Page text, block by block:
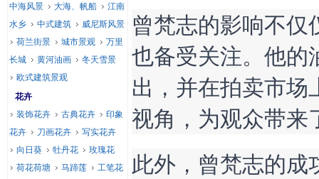
曾梵志的影响不
也备受关注。他的
出，并在拍卖市场
视角，为观众带来
此外，曾梵志的成
中海风景
大海、帆船
江南
水乡
中式建筑
威尼斯风景
荷兰街景
城市景观
万里
长城
黄河油画
冬天雪景
欧式建筑景观
花卉
装饰花卉
古典花卉
印象
花卉
刀画花卉
写实花卉
向日葵
牡丹花
玫瑰花
荷花荷塘
马蹄莲
工笔花